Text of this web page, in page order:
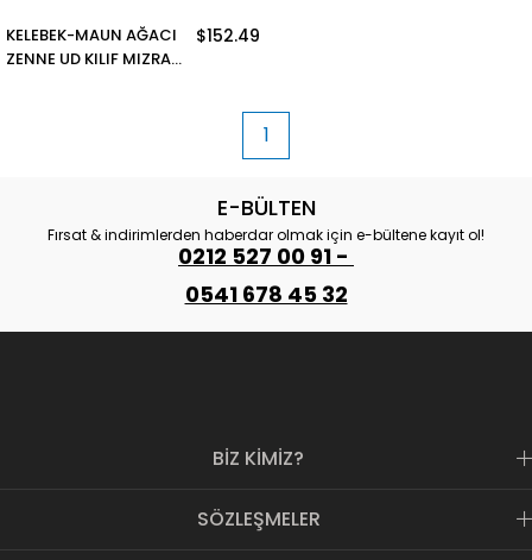
KELEBEK-MAUN AĞACI
ZENNE UD KILIF MIZRAP
$152.49
1
E-BÜLTEN
Fırsat & indirimlerden haberdar olmak için e-bültene kayıt ol!
0212 527 00 91 -
0541 678 45 32
BİZ KİMİZ?
SÖZLEŞMELER